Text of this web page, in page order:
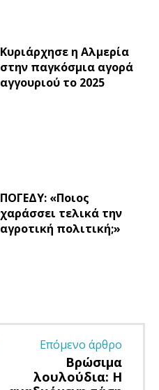
Κυριάρχησε η Αλμερία
στην παγκόσμια αγορά
αγγουριού το 2025
ΠΟΓΕΔΥ: «Ποιος
χαράσσει τελικά την
αγροτική πολιτική;»
Επόμενο άρθρο
Βρώσιμα
λουλούδια: Η